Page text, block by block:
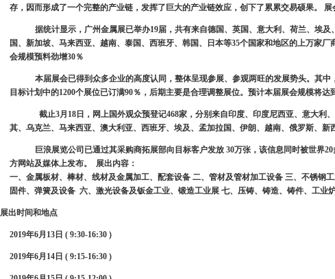
存，因而形成了一个完整的产业链，发挥了巨大的产业链效应，创下了累累交易硕果。 展
据统计显示，广州金属展已举办19届，共有来自德国、英国、意大利、荷兰、埃
国、新加坡、马来西亚、越南、泰国、西班牙、韩国、日本等35个国家和地区的上万家
会规模预料劲增30％
本届展会已得到众多企业的高度认同，整体呈现参展、参观两旺的发展势头。其中
目标计划中的1200个展位已订满90％，后期主要是合理调整展位。预计本届展会规模将达
截止3月18日，网上国外观众预登记468家，分别来自印度、印度尼西亚、意大利
其、乌克兰、马来西亚、澳大利亚、西班牙、埃及、孟加拉国、伊朗、越南、俄罗斯、新
巨浪展览公司已通过其采购商拓展部向目标客户发放 30万张，该信息同时被世界
方网站及媒体上发布。 展出内容：
一、金属板材、棒材、线材及金属加工、配套设备 二、管材及管材加工设备 三、不锈钢
固件、弹簧及设备 六、激光设备及钣金工业、锻造工业展 七、压铸、铸造、铸件、工业
展出时间和地点
2019年6月13日 ( 9:30-16:30 )
2019年6月14日 ( 9:15-16:30 )